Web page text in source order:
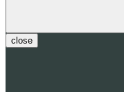
close